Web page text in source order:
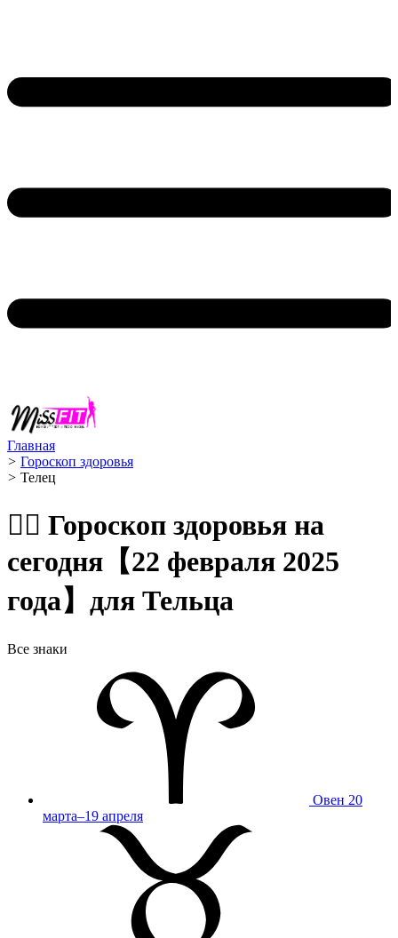
Главная
> Гороскоп здоровья
> Телец ️
🧙‍♀️ Гороскоп здоровья на
сегодня【22 февраля 2025
года】для Тельца
Все знаки
Овен 20
марта–19 апреля